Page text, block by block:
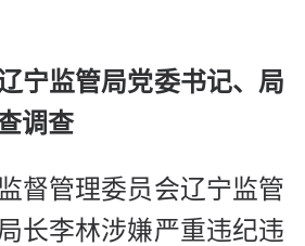
宁监管局党委书记、局
调查
督管理委员会辽宁监管
长李林涉嫌严重违纪违